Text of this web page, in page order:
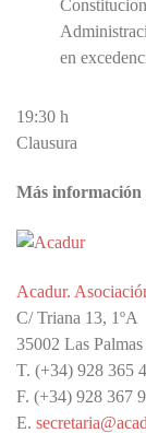
en
19:30 h
Clausura
Más información
Acadur.
C/ Triana 13, 1ºA
35002 Las
T. (+34) 928 365
F. (+34) 928 367
E.